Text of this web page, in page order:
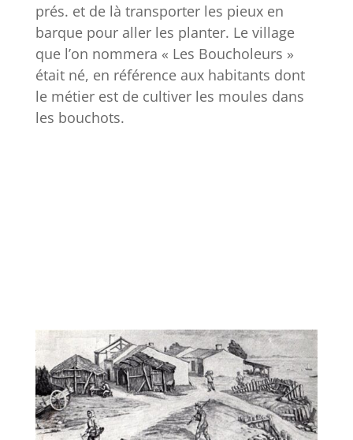
prés. et de là transporter les pieux en
barque pour aller les planter. Le village
que l’on nommera « Les Boucholeurs »
était né, en référence aux habitants dont
le métier est de cultiver les moules dans
les bouchots.